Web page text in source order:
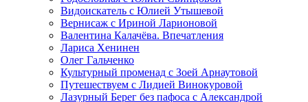
Видоискатель с Юлией Утышевой
Вернисаж с Ириной Ларионовой
Валентина Калачёва. Впечатления
Лариса Хенинен
Олег Гальченко
Культурный променад с Зоей Арнаутовой
Путешествуем с Лидией Винокуровой
Лазурный Берег без пафоса с Александрой